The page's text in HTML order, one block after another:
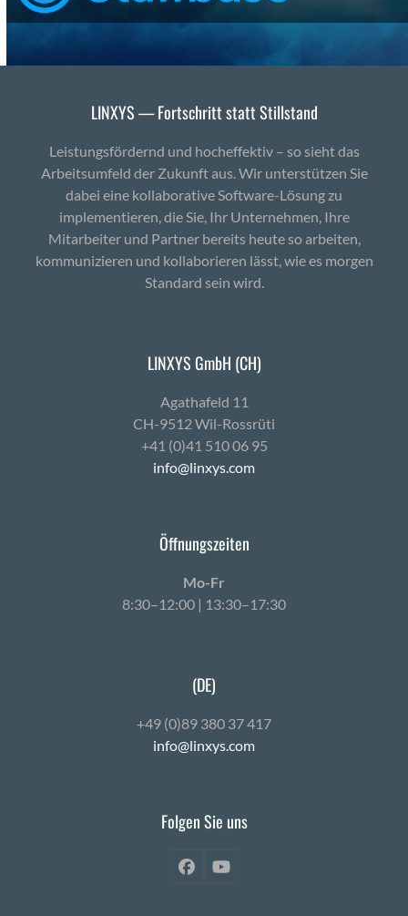
LINXYS — Fortschritt statt Stillstand
Leistungsfördernd und hocheffektiv – so sieht das
Arbeitsumfeld der Zukunft aus. Wir unterstützen Sie
dabei eine kollaborative Software-Lösung zu
implementieren, die Sie, Ihr Unternehmen, Ihre
Mitarbeiter und Partner bereits heute so arbeiten,
kommunizieren und kollaborieren lässt, wie es morgen
Standard sein wird.
LINXYS GmbH (CH)
Agath­afeld 11
CH-9512 Wil-Ross­rüti
+41 (0)41 510 06 95
info@linxys.com
Öffnungszeiten
Mo-Fr
8:30–12:00 | 13:30–17:30
(DE)
+49 (0)89 380 37 417
info@linxys.com
Folgen Sie uns
FacebookYouTube